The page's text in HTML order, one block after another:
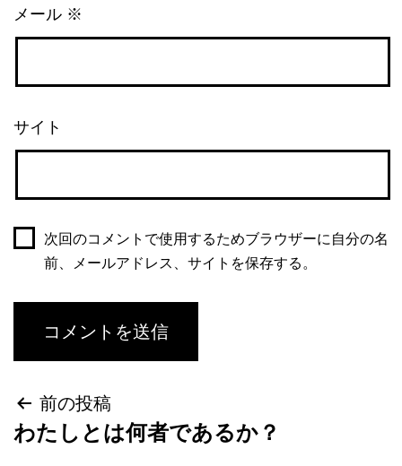
メール ※
サイト
次回のコメントで使用するためブラウザーに自分の名
前、メールアドレス、サイトを保存する。
前の投稿
わたしとは何者であるか？